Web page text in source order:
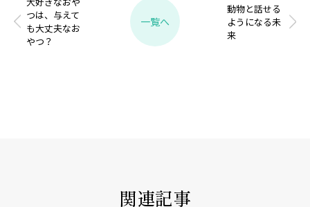
つは、与えて
も大丈夫なお
やつ？
一覧へ
動物と話せる
ようになる未
来
関連記事